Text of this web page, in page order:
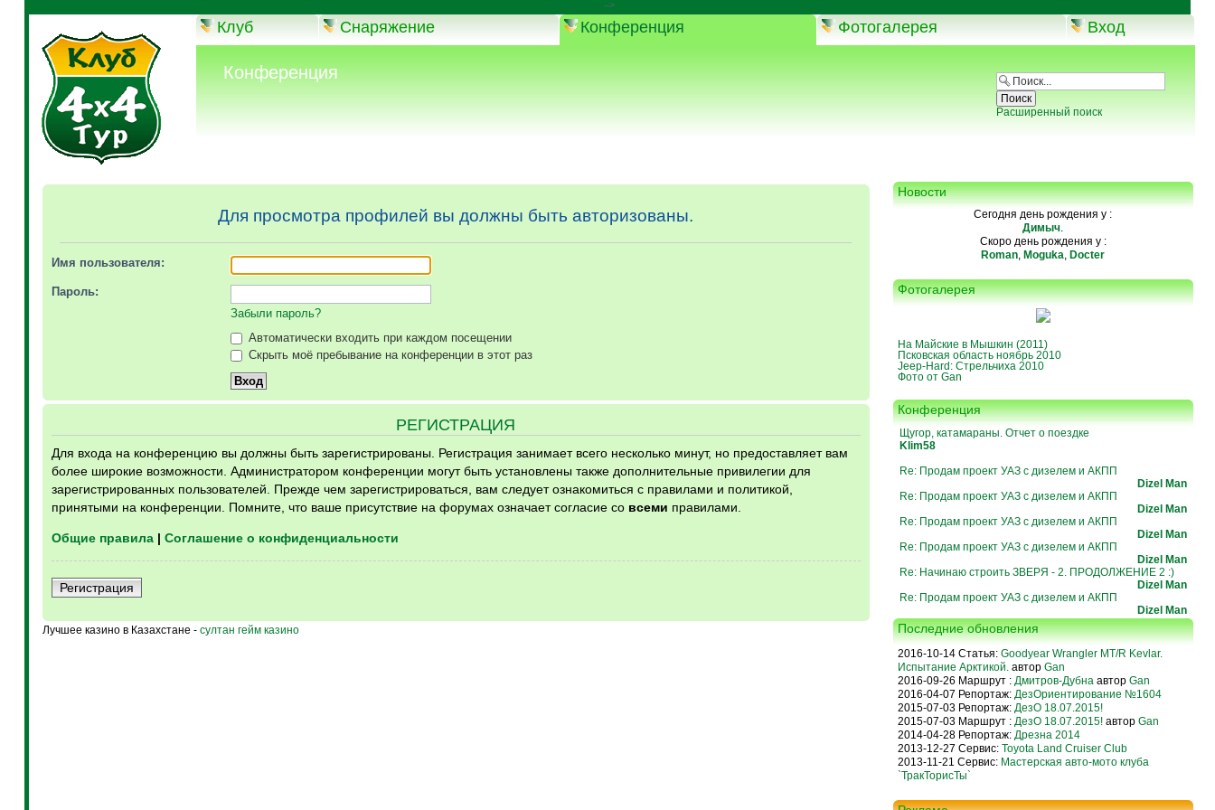
-->
Клуб Снаряжение Конференция Фотогалерея Вход
Конференция
Расширенный поиск
Для просмотра профилей вы должны быть авторизованы.
Имя пользователя:
Пароль:
Забыли пароль?
Автоматически входить при каждом посещении
Скрыть моё пребывание на конференции в этот раз
РЕГИСТРАЦИЯ
Для входа на конференцию вы должны быть зарегистрированы. Регистрация занимает всего несколько минут, но предоставляет вам
более широкие возможности. Администратором конференции могут быть установлены также дополнительные привилегии для
зарегистрированных пользователей. Прежде чем зарегистрироваться, вам следует ознакомиться с правилами и политикой,
принятыми на конференции. Помните, что ваше присутствие на форумах означает согласие со всеми правилами.
Общие правила| Соглашение о конфиденциальности
Регистрация
Лучшее казино в Казахстане - султан гейм казино
Новости
Сегодня день рождения у :
Димыч.
Скоро день рождения у :
Roman, Moguka, Docter
Фотогалерея
На Майские в Мышкин (2011)
Псковская область ноябрь 2010
Jeep-Hard: Стрельчиха 2010
Фото от Gan
Конференция
Щугор, катамараны. Отчет о поездке
Klim58
Re: Продам проект УАЗ с дизелем и АКПП
Dizel Man
Re: Продам проект УАЗ с дизелем и АКПП
Dizel Man
Re: Продам проект УАЗ с дизелем и АКПП
Dizel Man
Re: Продам проект УАЗ с дизелем и АКПП
Dizel Man
Re: Начинаю строить ЗВЕРЯ - 2. ПРОДОЛЖЕНИЕ 2 :)
Dizel Man
Re: Продам проект УАЗ с дизелем и АКПП
Dizel Man
Последние обновления
2016-10-14 Статья: Goodyear Wrangler MT/R Kevlar.
Испытание Арктикой.автор Gan
2016-09-26 Маршрут : Дмитров-Дубнаавтор Gan
2016-04-07 Репортаж: ДезОриентирование №1604
2015-07-03 Репортаж: ДезО 18.07.2015!
2015-07-03 Маршрут : ДезО 18.07.2015! автор Gan
2014-04-28 Репортаж: Дрезна 2014
2013-12-27 Сервис: Toyota Land Cruiser Club
2013-11-21 Сервис: Мастерская авто-мото клуба
`ТракТорисТы`